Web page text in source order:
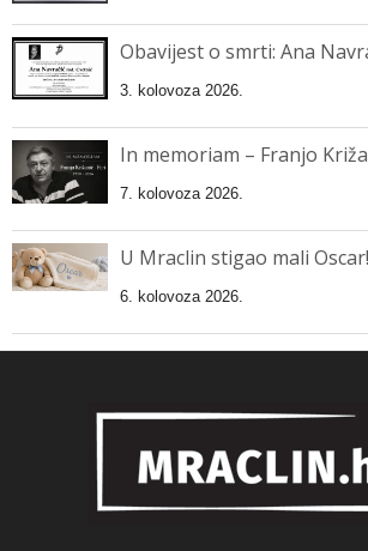
Obavijest o smrti: Ana
3. kolovoza 2026.
In memoriam – Franjo
7. kolovoza 2026.
U Mraclin stigao mali Oscar!
6. kolovoza 2026.